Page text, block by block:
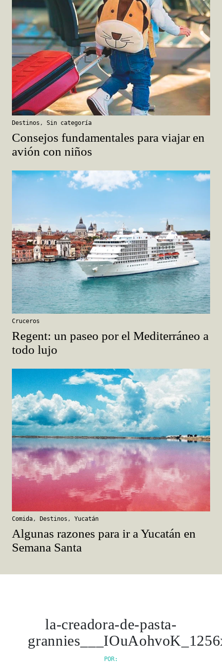
Destinos , Sin categoría
Consejos fundamentales para viajar en
avión con niños
Cruceros
Regent: un paseo por el Mediterráneo a
todo lujo
Comida, Destinos , Yucatán
Algunas razones para ir a Yucatán en
Semana Santa
la-creadora-de-pasta-
POR: